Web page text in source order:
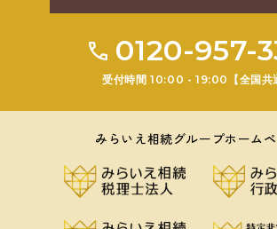
0120-957-
受付時間 10:00 - 19:00【全国共
みらいえ相続グループホーム